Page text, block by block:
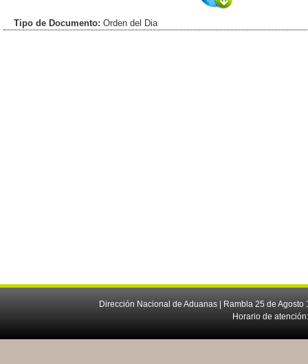
Tipo de Documento: Orden del Dia
Dirección Nacional de Aduanas | Rambla 25 de
Horario de